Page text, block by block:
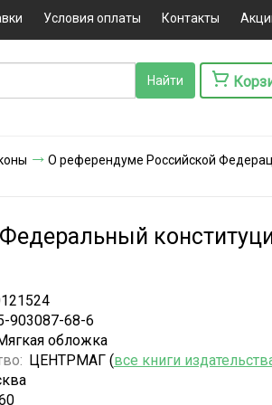
Условия оплаты Контакты
О референдуме Российской
903087-68-6
обложка
ЦЕНТРМАГ (все книги